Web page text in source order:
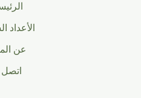
الأعداد
عن
اتصل